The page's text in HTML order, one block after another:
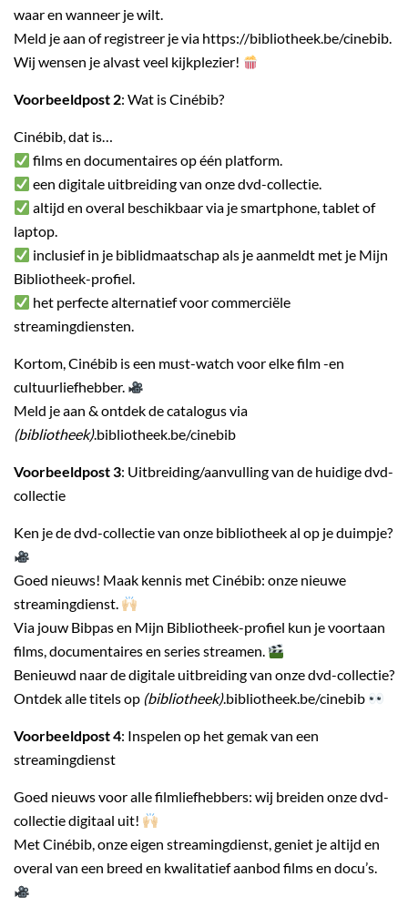
waar en wanneer je wilt.
Meld je aan of registreer je via https://bibliotheek.be/cinebib.
Wij wensen je alvast veel kijkplezier!
Voorbeeldpost 2: Wat is Cinébib?
Cinébib, dat is…
films en documentaires op één platform.
een digitale uitbreiding van onze dvd-collectie.
altijd en overal beschikbaar via je smartphone, tablet of
laptop.
inclusief in je biblidmaatschap als je aanmeldt met je Mijn
Bibliotheek-profiel.
het perfecte alternatief voor commerciële
streamingdiensten.
Kortom, Cinébib is een must-watch voor elke film -en
cultuurliefhebber.
Meld je aan & ontdek de catalogus via
(bibliotheek).bibliotheek.be/cinebib
Voorbeeldpost 3: Uitbreiding/aanvulling van de huidige dvd-
collectie
Ken je de dvd-collectie van onze bibliotheek al op je duimpje?
Goed nieuws! Maak kennis met Cinébib: onze nieuwe
streamingdienst.
Via jouw Bibpas en Mijn Bibliotheek-profiel kun je voortaan
films, documentaires en series streamen.
Benieuwd naar de digitale uitbreiding van onze dvd-collectie?
Ontdek alle titels op (bibliotheek).bibliotheek.be/cinebib
Voorbeeldpost 4: Inspelen op het gemak van een
streamingdienst
Goed nieuws voor alle filmliefhebbers: wij breiden onze dvd-
collectie digitaal uit!
Met Cinébib, onze eigen streamingdienst, geniet je altijd en
overal van een breed en kwalitatief aanbod films en docu’s.